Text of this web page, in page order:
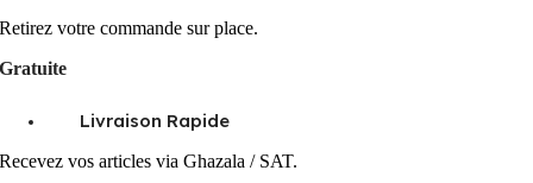
Retirez votre commande sur place.
Gratuite
Livraison Rapide
Recevez vos articles via Ghazala / SAT.